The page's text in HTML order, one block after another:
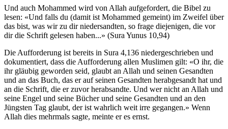
Und auch Mohammed wird von Allah aufgefordert, die Bibel zu
lesen: «Und falls du (damit ist Mohammed gemeint) im Zweifel über
das bist, was wir zu dir niedersandten, so frage diejenigen, die vor
dir die Schrift gelesen haben...» (Sura Yunus 10,94)
Die Aufforderung ist bereits in Sura 4,136 niedergeschrieben und
dokumentiert, dass die Aufforderung allen Muslimen gilt: «O ihr, die
ihr gläubig geworden seid, glaubt an Allah und seinen Gesandten
und an das Buch, das er auf seinen Gesandten herabgesandt hat und
an die Schrift, die er zuvor herabsandte. Und wer nicht an Allah und
seine Engel und seine Bücher und seine Gesandten und an den
Jüngsten Tag glaubt, der ist wahrlich weit irre gegangen.» Wenn
Allah dies mehrmals sagte, meinte er es ernst.